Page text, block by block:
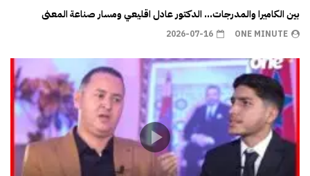
بين الكاميرا والمدرجات… الدكتور عادل اقليعي ومسار صناعة المعنى
ONE MINUTE
2026-07-16